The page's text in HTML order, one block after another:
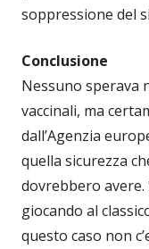
soppressione del
Conclusione
Nessuno sperava
vaccinali, ma
dall’Agenzia
quella sicurezza
dovrebbero avere.
giocando al
questo caso non